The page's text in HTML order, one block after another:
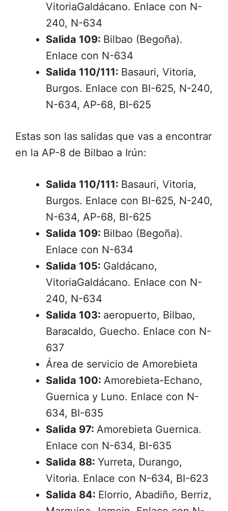
VitoriaGaldácano. Enlace con N-
240, N-634
Salida 109: Bilbao (Begoña).
Enlace con N-634
Salida 110/111: Basauri, Vitoria,
Burgos. Enlace con BI-625, N-240,
N-634, AP-68, BI-625
Estas son las salidas que vas a encontrar
en la AP-8 de Bilbao a Irún:
Salida 110/111: Basauri, Vitoria,
Burgos. Enlace con BI-625, N-240,
N-634, AP-68, BI-625
Salida 109: Bilbao (Begoña).
Enlace con N-634
Salida 105: Galdácano,
VitoriaGaldácano. Enlace con N-
240, N-634
Salida 103: aeropuerto, Bilbao,
Baracaldo, Guecho. Enlace con N-
637
Área de servicio de Amorebieta
Salida 100: Amorebieta-Echano,
Guernica y Luno. Enlace con N-
634, BI-635
Salida 97: Amorebieta Guernica.
Enlace con N-634, BI-635
Salida 88: Yurreta, Durango,
Vitoria. Enlace con N-634, BI-623
Salida 84: Elorrio, Abadiño, Berriz,